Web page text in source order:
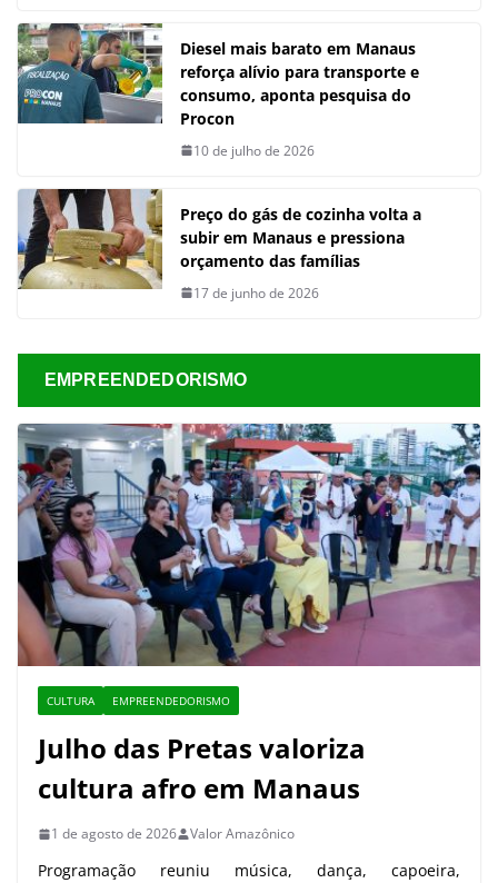
Diesel mais barato em Manaus
reforça alívio para transporte e
consumo, aponta pesquisa do
Procon
10 de julho de 2026
Preço do gás de cozinha volta a
subir em Manaus e pressiona
orçamento das famílias
17 de junho de 2026
EMPREENDEDORISMO
CULTURA EMPREENDEDORISMO
Julho das Pretas valoriza
cultura afro em Manaus
1 de agosto de 2026 Valor Amazônico
Programação reuniu música, dança, capoeira,